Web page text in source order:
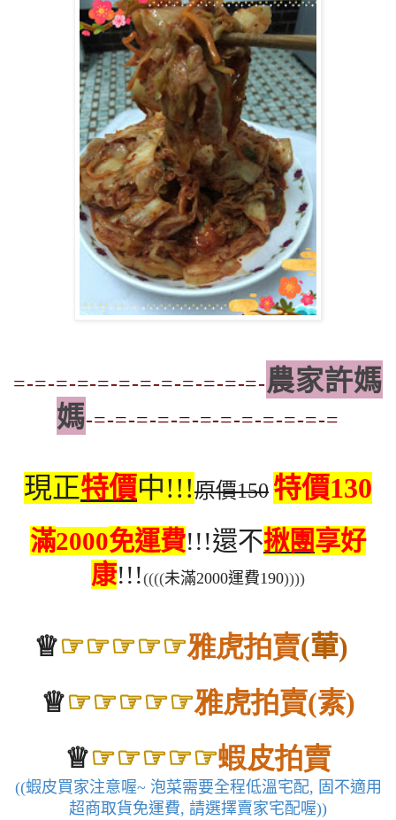
=-=-=-=-=-=-=-=-=-=-=-=-農家許媽
媽-=-=-=-=-=-=-=-=-=-=-=-=
現正特價中!!!原價150 特價130
滿2000免運費!!!還不揪團享好
康!!!((((未滿2000運費190))))
♕☞☞☞☞☞雅虎拍賣(葷)
♕☞☞☞☞☞雅虎拍賣(素)
♕☞☞☞☞☞蝦皮拍賣
((蝦皮買家注意喔~ 泡菜需要全程低溫宅配, 固不適用
超商取貨免運費, 請選擇賣家宅配喔))